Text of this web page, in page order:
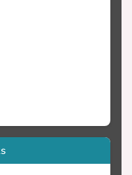
στη περίπτωση
κύματος που